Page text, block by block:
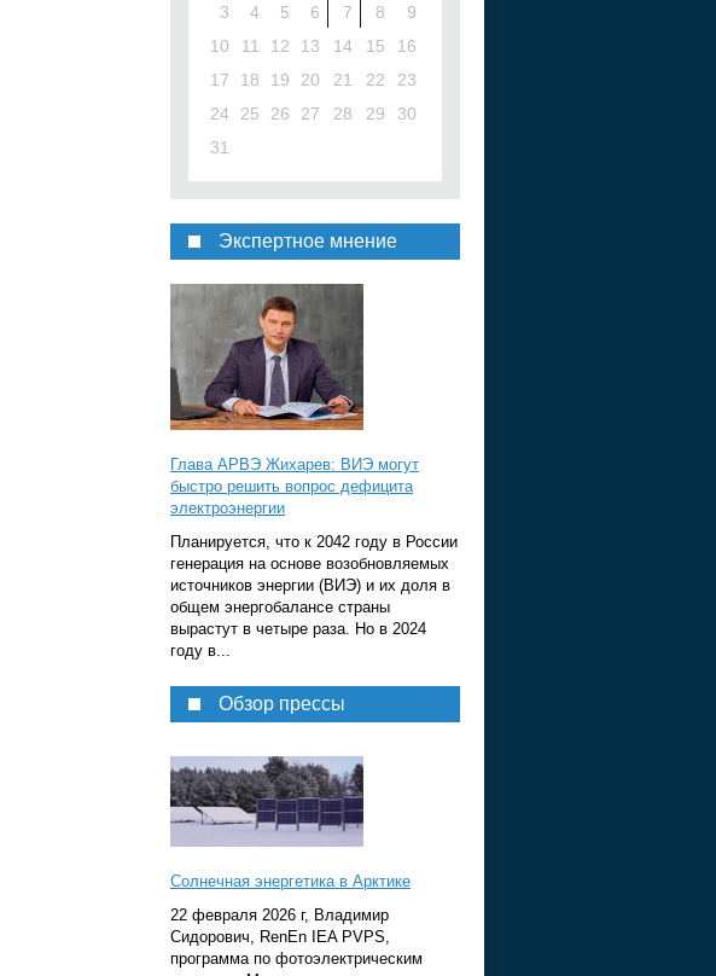
3
4 5 6 7 8
9
10
11 12 13 14 15
16
17
18 19 20 21 22
23
24
25 26 27 28 29
30
31
Экспертное мнение
Глава АРВЭ Жихарев: ВИЭ могут
быстро решить вопрос дефицита
электроэнергии
Планируется, что к 2042 году в России
генерация на основе возобновляемых
источников энергии (ВИЭ) и их доля в
общем энергобалансе страны
вырастут в четыре раза. Но в 2024
году в...
Обзор прессы
Солнечная энергетика в Арктике
22 февраля 2026 г, Владимир
Сидорович, RenEn IEA PVPS,
программа по фотоэлектрическим